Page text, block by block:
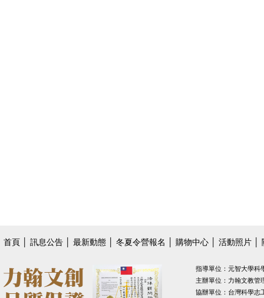
首頁 訊息公告 最新動態 冬夏令營報名 購物中心 活動照片
指導單位：元智大學科
主辦單位：力翰文教管
協辦單位：台灣科學志